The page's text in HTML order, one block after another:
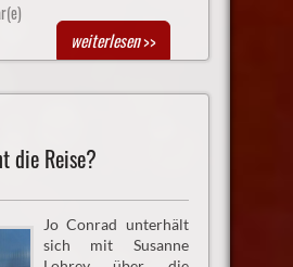
weiterlesen>>
die Reise?
Jo Conrad unterhält
sich mit Susanne